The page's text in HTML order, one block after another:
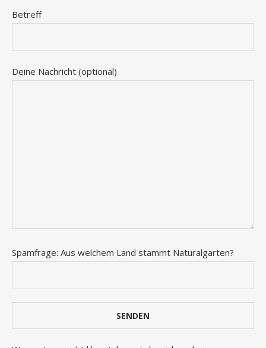
Betreff
Deine Nachricht (optional)
Spamfrage: Aus welchem Land stammt Naturalgarten?